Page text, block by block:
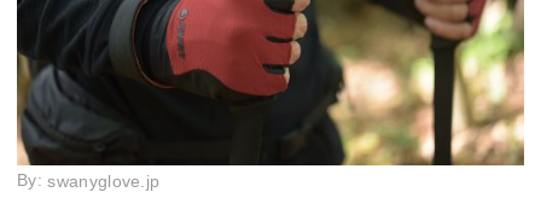
By:swanyglove.jp